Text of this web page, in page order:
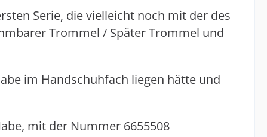
Serie, die vielleicht noch mit der des
Trommel / Später Trommel und
im Handschuhfach liegen hätte und
mit der Nummer 6655508